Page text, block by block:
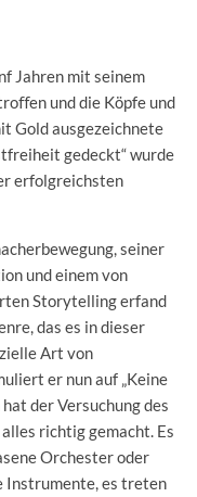
Jahren mit seinem
und die Köpfe und
Gold ausgezeichnete
gedeckt“ wurde
erfolgreichsten
seiner
und einem von
Storytelling erfand
das es in dieser
Art von
er nun auf „Keine
der Versuchung des
richtig gemacht. Es
Orchester oder
Instrumente, es treten